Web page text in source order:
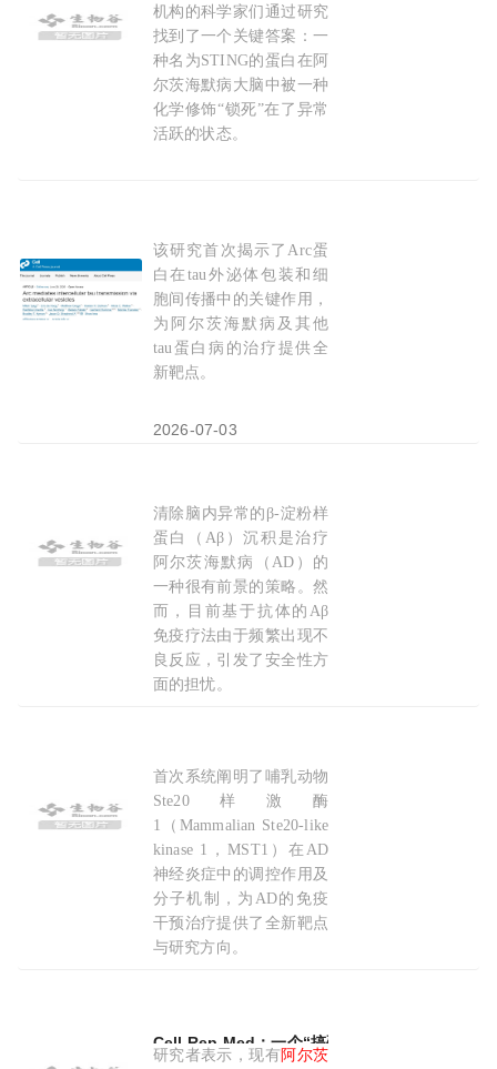
机构的科学家们通过研究
找到了一个关键答案：一
种名为STING的蛋白在阿
尔茨海默病大脑中被一种
化学修饰“锁死”在了异常
活跃的状态。
Cell：tau蛋白的“顺风车”，Arc蛋白如何帮助
该研究首次揭示了Arc蛋
白在tau外泌体包装和细
胞间传播中的关键作用，
为阿尔茨海默病及其他
tau蛋白病的治疗提供全
新靶点。
2026-07-03
中国团队开发全新多肽降解平台，攻克
清除脑内异常的β-淀粉样
蛋白（Aβ）沉积是治疗
阿尔茨海默病（AD）的
一种很有前景的策略。然
而，目前基于抗体的Aβ
免疫疗法由于频繁出现不
良反应，引发了安全性方
面的担忧。
山东大学齐林鹏飞团队揭示
首次系统阐明了哺乳动物
Ste20样激酶
1（Mammalian Ste20-like
kinase 1，MST1）在AD
神经炎症中的调控作用及
分子机制，为AD的免疫
干预治疗提供了全新靶点
与研究方向。
Cell Rep Med：一个“搞砸”的蛋白或成为延缓
研究者表示，现有 阿尔茨